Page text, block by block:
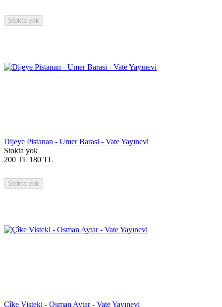
Stokta yok
Dijeye Pistanan - Umer Barasi - Vate Yayınevi
Stokta yok
200 TL 180 TL
Stokta yok
Çîke Visteki - Osman Aytar - Vate Yayınevi